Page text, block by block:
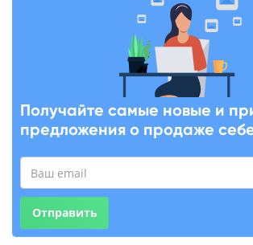
Получайте самые новые и
предложения о продаже
Отправить